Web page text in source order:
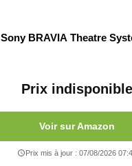
Sony BRAVIA Theatre
Prix indisponible
Voir sur Amazon
Prix mis à jour : 07/08/2026